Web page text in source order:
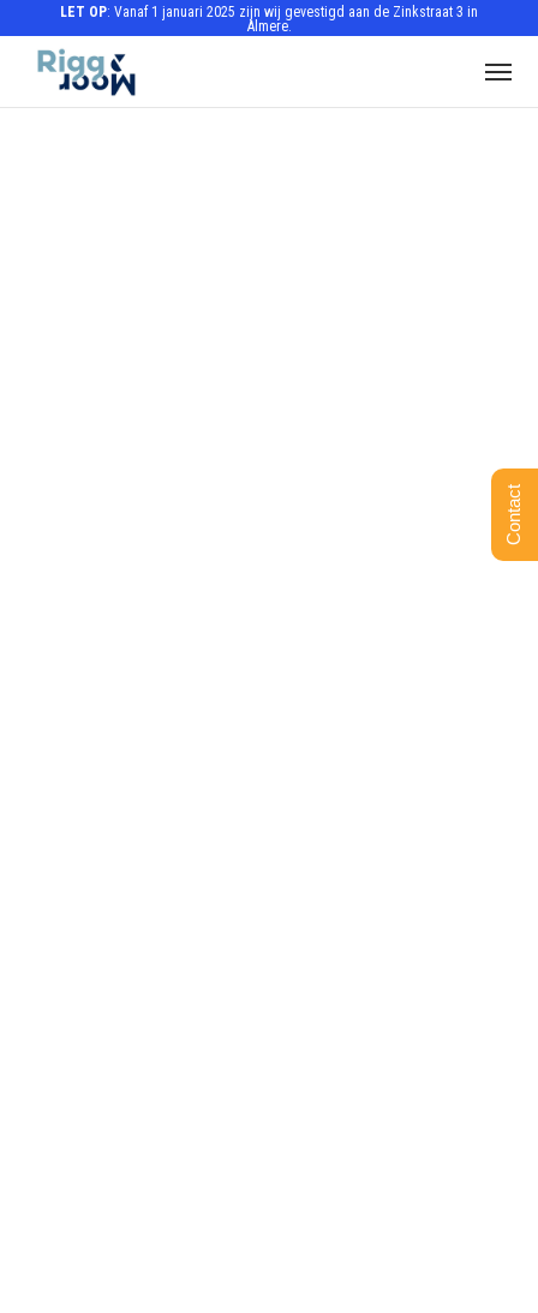
LET OP: Vanaf 1 januari 2025 zijn wij gevestigd aan de Zinkstraat 3 in
Almere.
Contact